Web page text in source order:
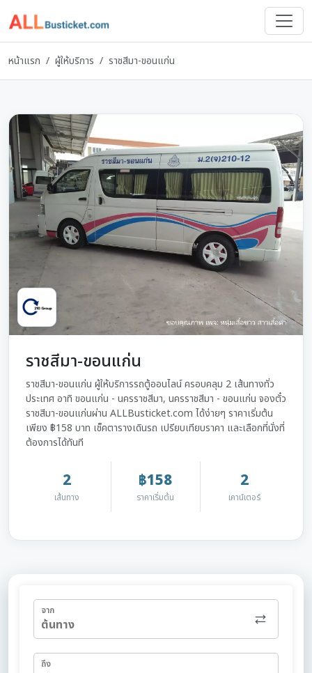
หน้าแรก / ผู้ให้บริการ / ราชสีมา-ขอนแก่น
ราชสีมา-ขอนแก่น
ราชสีมา-ขอนแก่น ผู้ให้บริการรถตู้ออนไลน์ ครอบคลุม 2 เส้นทางทั่ว
ประเทศ อาทิ ขอนแก่น - นครราชสีมา, นครราชสีมา - ขอนแก่น จองตั๋ว
ราชสีมา-ขอนแก่นผ่าน ALLBusticket.com ได้ง่ายๆ ราคาเริ่มต้น
เพียง ฿158 บาท เช็คตารางเดินรถ เปรียบเทียบราคา และเลือกที่นั่งที่
ต้องการได้ทันที
2
เส้นทาง
฿158
ราคาเริ่มต้น
2
เคาน์เตอร์
จาก
ถึง